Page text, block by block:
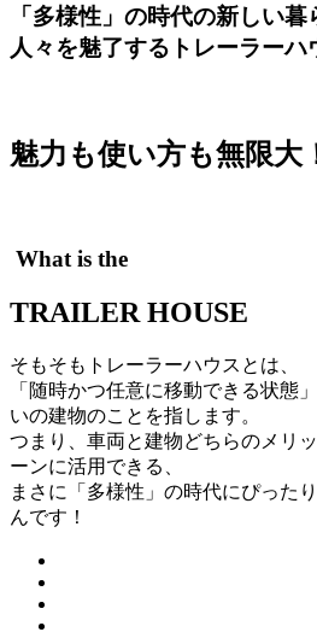
「多様性」の時代の新しい
人々を魅了するトレーラーハ
魅力も使い方も無限大
What is the
TRAILER HOUSE
そもそもトレーラーハウスとは、
「随時かつ任意に移動できる状態
いの建物のことを指します。
つまり、車両と建物どちらのメリ
ーンに活用できる、
まさに「多様性」の時代にぴった
んです！